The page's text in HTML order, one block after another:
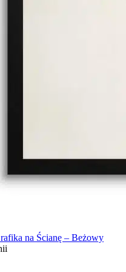
na Ścianę – Beżowy